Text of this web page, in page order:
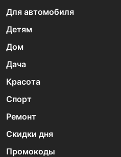
Для автомобиля
Детям
Дом
Дача
Красота
Спорт
Ремонт
Скидки дня
Промокоды